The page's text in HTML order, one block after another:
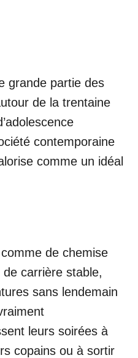
grande partie des
de la trentaine
contemporaine
comme un idéal
de chemise
carrière stable,
sans lendemain
leurs soirées à
copains ou à sortir